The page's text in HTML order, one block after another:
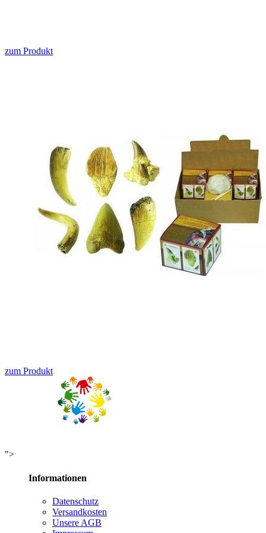
zum Produkt
zum Produkt
">
Informationen
Datenschutz
Versandkosten
Unsere AGB